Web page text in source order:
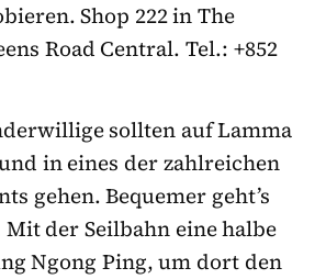
Shop 222 in The
Road Central. Tel.: +852
sollten auf Lamma
in eines der zahlreichen
gehen. Bequemer geht’s
der Seilbahn eine halbe
Ngong Ping, um dort den